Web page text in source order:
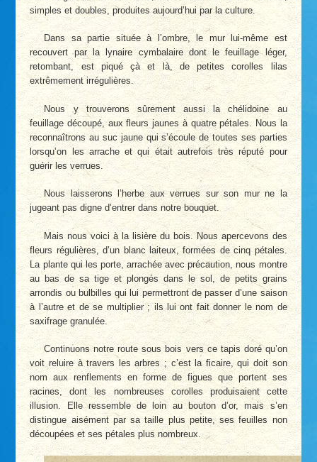
simples et doubles, produites aujourd’hui par la culture.
Dans sa partie située à l’ombre, le mur lui-même est
recouvert par la lynaire cymbalaire dont le feuillage léger,
retombant, est piqué çà et là, de petites corolles lilas
extrêmement irrégulières.
Nous y trouverons sûrement aussi la chélidoine au
feuillage découpé, aux fleurs jaunes à quatre pétales. Nous la
reconnaîtrons au suc jaune qui s’écoule de toutes ses parties
lorsqu’on les arrache et qui était autrefois très réputé pour
guérir les verrues.
Nous laisserons l’herbe aux verrues sur son mur ne la
jugeant pas digne d’entrer dans notre bouquet.
Mais nous voici à la lisière du bois. Nous apercevons des
fleurs régulières, d’un blanc laiteux, formées de cinq pétales.
La plante qui les porte, arrachée avec précaution, nous montre
au bas de sa tige et plongés dans le sol, de petits grains
arrondis ou bulbilles qui lui permettront de passer d’une saison
à l’autre et de se multiplier ; ils lui ont fait donner le nom de
saxifrage granulée.
Continuons notre route sous bois vers ce tapis doré qu’on
voit reluire à travers les arbres ; c’est la ficaire, qui doit son
nom aux renflements en forme de figues que portent ses
racines, dont les nombreuses corolles produisaient cette
illusion. Elle ressemble de loin au bouton d’or, mais s’en
distingue aisément par sa taille plus petite, ses feuilles non
découpées et ses pétales plus nombreux.